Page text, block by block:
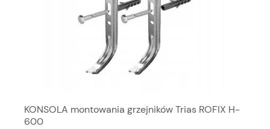
KONSOLA montowania grzejników Trias ROFIX H-
600